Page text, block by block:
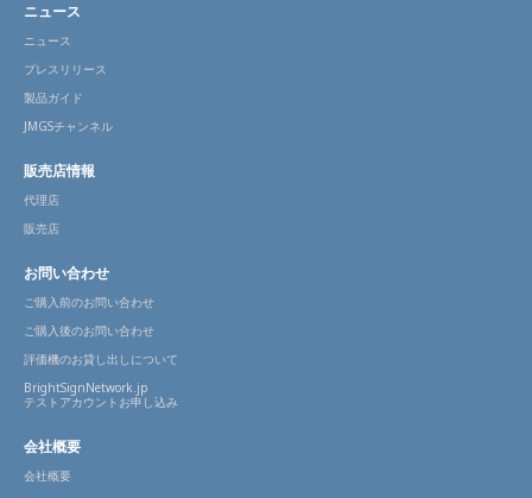
ニュース
ニュース
プレスリリース
製品ガイド
JMGSチャンネル
販売店情報
代理店
販売店
お問い合わせ
ご購入前のお問い合わせ
ご購入後のお問い合わせ
評価機のお貸し出しについて
BrightSignNetwork.jp
テストアカウントお申し込み
会社概要
会社概要